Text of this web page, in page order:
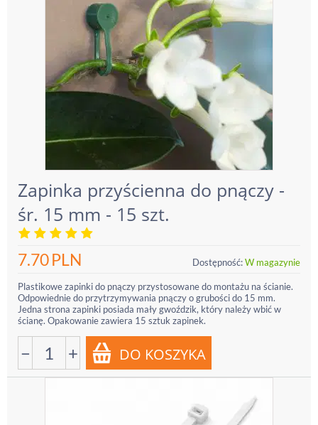
Zapinka przyścienna do pnączy -
śr. 15 mm - 15 szt.
7.70PLN Dostępność:W magazynie
Plastikowe zapinki do pnączy przystosowane do montażu na ścianie.
Odpowiednie do przytrzymywania pnączy o grubości do 15 mm.
Jedna strona zapinki posiada mały gwoździk, który należy wbić w
ścianę. Opakowanie zawiera 15 sztuk zapinek.
− +